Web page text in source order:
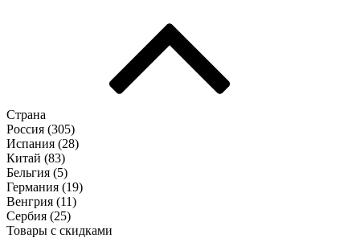
Страна
Россия (305)
Испания (28)
Китай (83)
Бельгия (5)
Германия (19)
Венгрия (11)
Сербия (25)
Товары с скидками